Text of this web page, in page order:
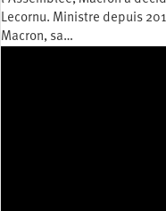
Lecornu. Ministre depuis
Macron, sa…